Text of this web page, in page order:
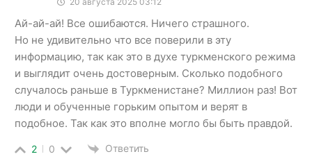
Ай-ай-ай! Все ошибаются. Ничего страшного.
Но не удивительно что все поверили в эту
информацию, так как это в духе туркменского режима
и выглядит очень достоверным. Сколько подобного
случалось раньше в Туркменистане? Миллион раз! Вот
люди и обученные горьким опытом и верят в
подобное. Так как это вполне могло бы быть правдой.
2 0 Ответить